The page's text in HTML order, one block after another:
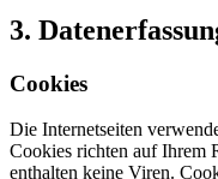
3.
Cookies
Die Internetseiten
Cookies richten auf Ihrem
enthalten keine Viren.